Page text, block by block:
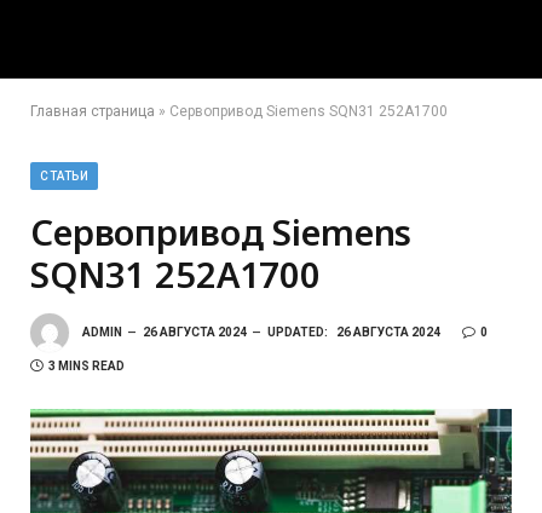
Главная страница » Сервопривод Siemens SQN31 252A1700
СТАТЬИ
Сервопривод Siemens
SQN31 252A1700
ADMIN 26 АВГУСТА 2024 UPDATED: 26 АВГУСТА 2024 0
3 MINS READ